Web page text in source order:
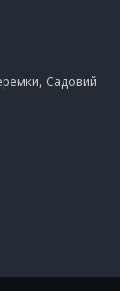
Садовий